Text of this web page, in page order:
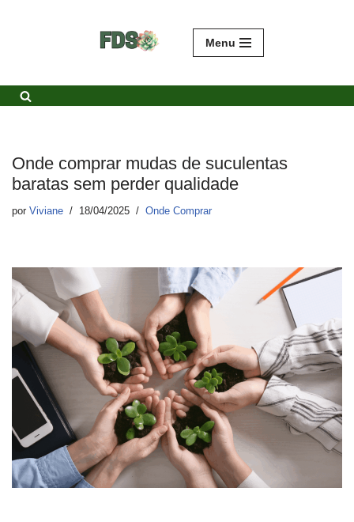
conteúdo
Menu
Onde comprar mudas de suculentas
baratas sem perder qualidade
por Viviane 18/04/2025 Onde Comprar